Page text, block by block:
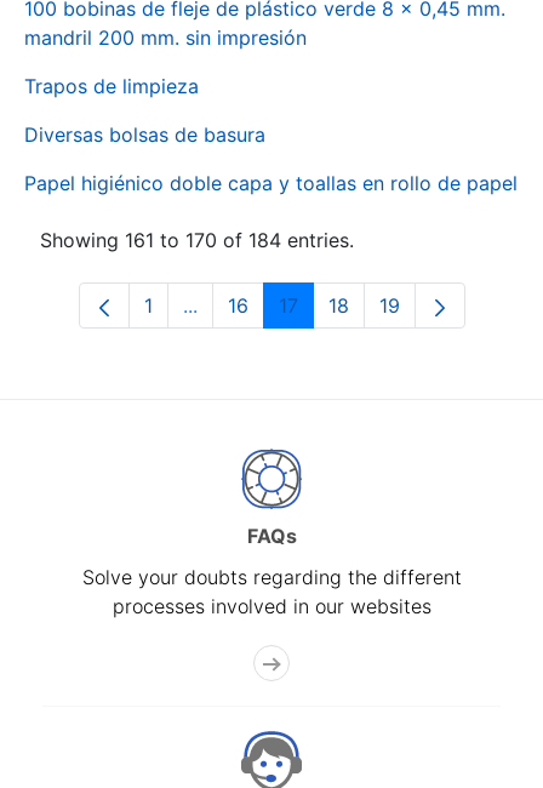
100 bobinas de fleje de plástico verde 8 x 0,45 mm.
mandril 200 mm. sin impresión
Trapos de limpieza
Diversas bolsas de basura
Papel higiénico doble capa y toallas en rollo de papel
Showing 161 to 170 of 184 entries.
Page
1 ...Intermediate Pages Use TAB to
Page
16 Page
17 Page
18 Page
19
FAQs
Solve your doubts regarding the different
processes involved in our websites